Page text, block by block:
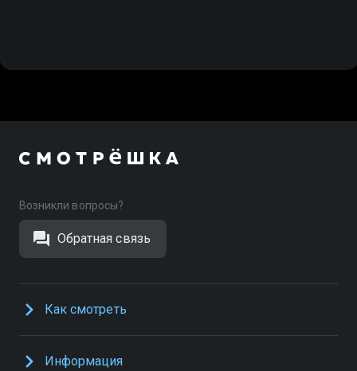
Возникли вопросы?
Обратная связь
Как смотреть
Информация